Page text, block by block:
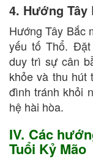
4. Hướng Tây
Hướng Tây Bắc
yếu tố Thổ.
duy trì sự cân
khỏe và thu hút
đình tránh khỏi
hệ hài hòa.
IV. Các
Tuổi Kỷ Mão